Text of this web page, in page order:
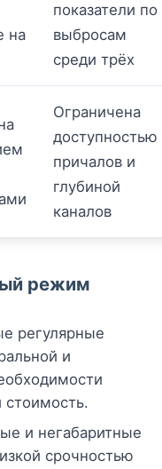
на
показатели по
выбросам
среди трёх
Ограничена
доступностью
причалов и
глубиной
каналов
режим
регулярные
и
стоимость.
и негабаритные
срочностью